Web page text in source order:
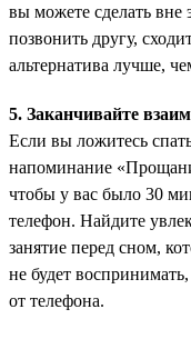
вы можете сделать вне
позвонить другу,
альтернатива лучше,
5. Заканчивайте
Если вы ложитесь
напоминание
чтобы у вас было 30
телефон. Найдите
занятие перед сном,
не будет
от телефона.